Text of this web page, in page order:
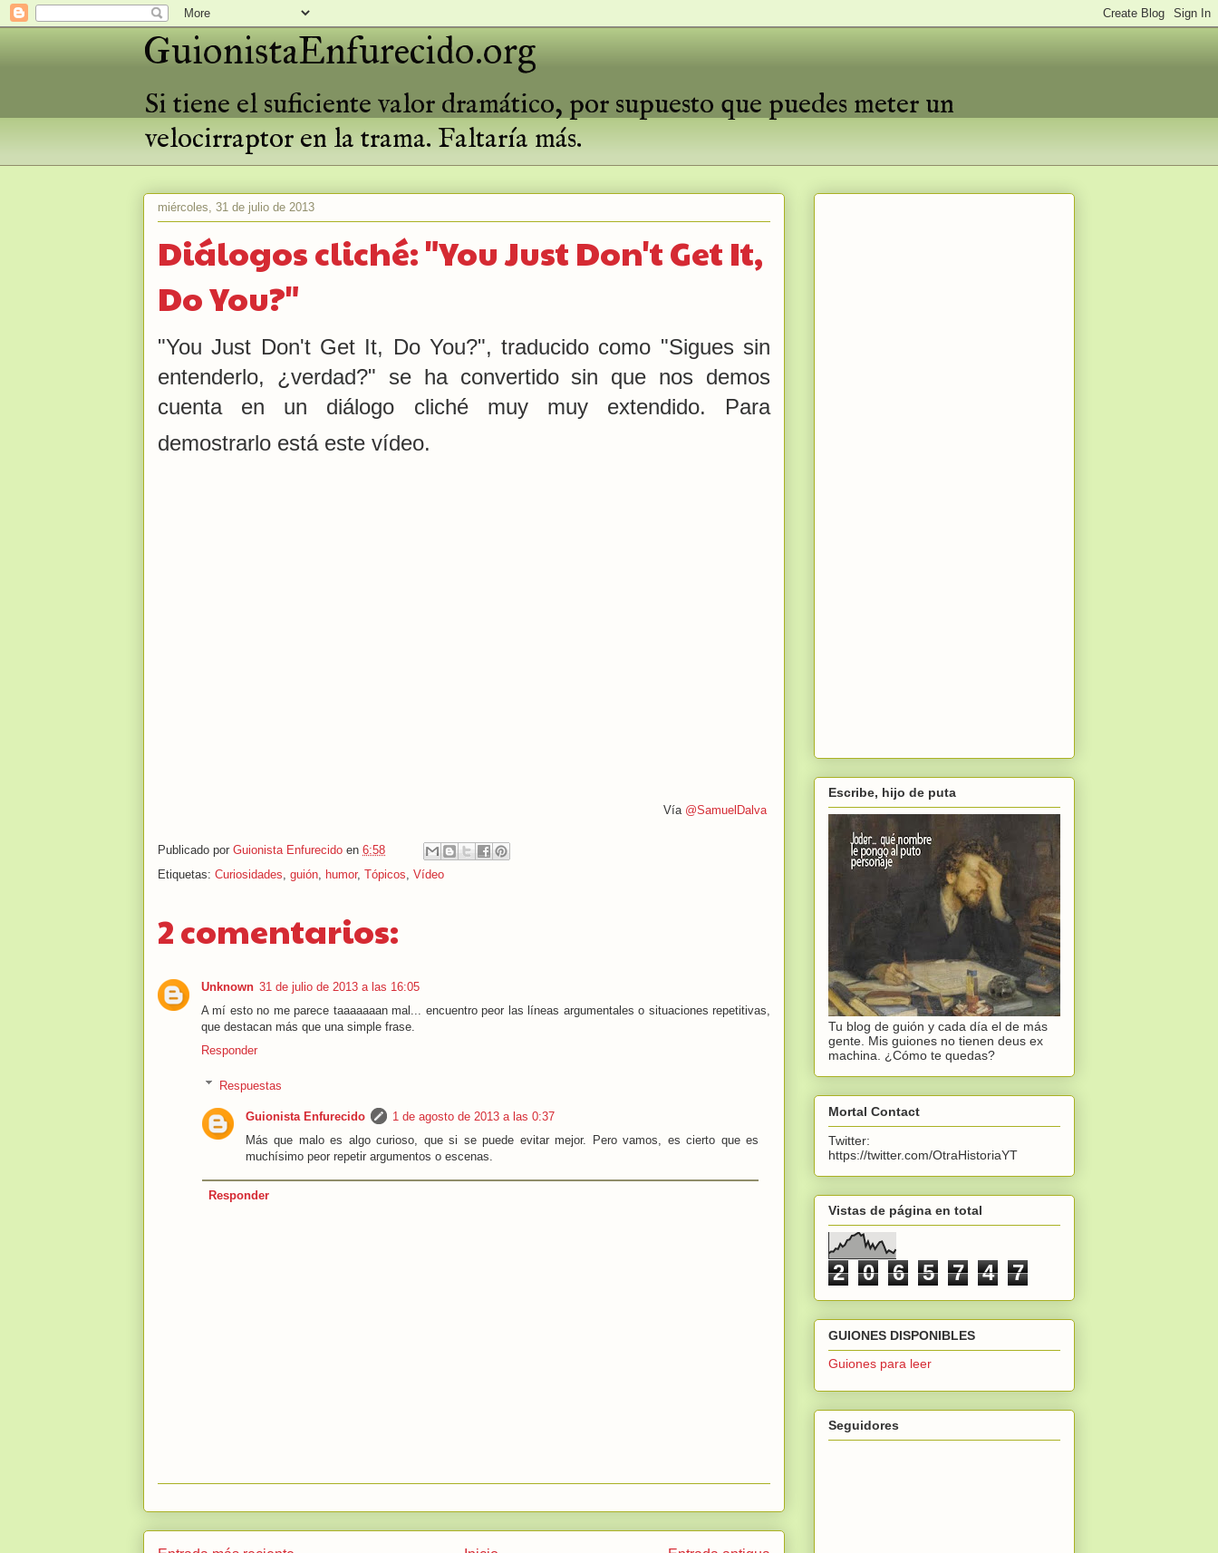
GuionistaEnfurecido.org
Si tiene el suficiente valor dramático, por supuesto que puedes meter un
velocirraptor en la trama. Faltaría más.
miércoles, 31 de julio de 2013
Diálogos cliché: "You Just Don't Get It,
Do You?"
"You Just Don't Get It, Do You?", traducido como "Sigues sin
entenderlo, ¿verdad?" se ha convertido sin que nos demos
cuenta en un diálogo cliché muy muy extendido. Para
demostrarlo está este vídeo.
Vía @SamuelDalva
Publicado por Guionista Enfurecido en 6:58
Etiquetas: Curiosidades, guión, humor, Tópicos, Vídeo
2 comentarios:
Unknown 31 de julio de 2013 a las 16:05
A mí esto no me parece taaaaaaan mal... encuentro peor las líneas argumentales o situaciones repetitivas,
que destacan más que una simple frase.
Responder
Respuestas
Guionista Enfurecido
1 de agosto de 2013 a las 0:37
Más que malo es algo curioso, que si se puede evitar mejor. Pero vamos, es cierto que es
muchísimo peor repetir argumentos o escenas.
Responder
Escribe, hijo de puta
Tu blog de guión y cada día el de más
gente. Mis guiones no tienen deus ex
machina. ¿Cómo te quedas?
Mortal Contact
Twitter:
https://twitter.com/OtraHistoriaYT
Vistas de página en total
2 0 6 5 7 4 7
GUIONES DISPONIBLES
Guiones para leer
Seguidores